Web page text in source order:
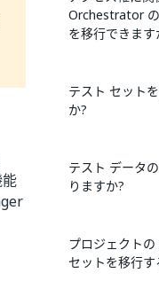
Orchestrator
を移行できます
テスト セット
か?
テスト データ
りますか?
プロジェクト
セットを移行